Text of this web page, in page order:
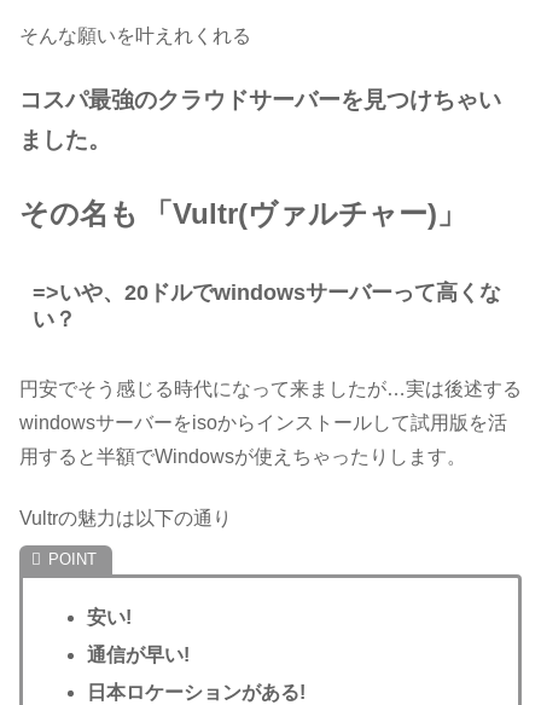
そんな願いを叶えれくれる
コスパ最強のクラウドサーバーを見つけちゃい
ました。
その名も 「Vultr(ヴァルチャー)」
=>いや、20ドルでwindowsサーバーって高くな
い？
円安でそう感じる時代になって来ましたが…実は後述する
windowsサーバーをisoからインストールして試用版を活
用すると半額でWindowsが使えちゃったりします。
Vultrの魅力は以下の通り
安い!
通信が早い!
日本ロケーションがある!